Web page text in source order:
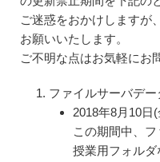
ご迷惑をおかけしますが
お願いいたします。
ご不明な点はお気軽にお
ファイルサーバデ
2018年8月10日
この期間中、
授業用フォル